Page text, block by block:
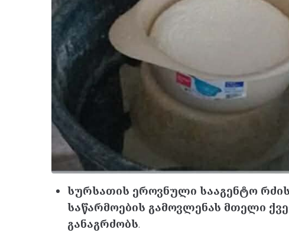
სურსათის ეროვნული სააგენტო
საწარმოების გამოვლენას მთელი
განაგრძობს.